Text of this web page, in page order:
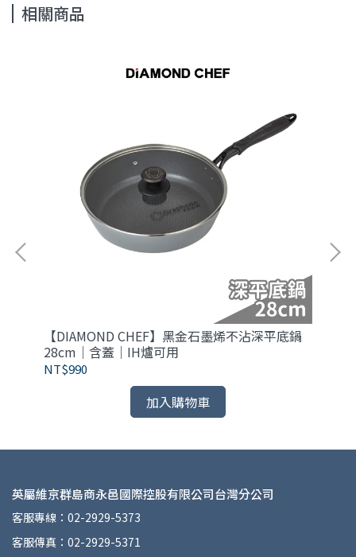
相關商品
【DIAMOND CHEF】黑金石墨烯不沾深平底鍋
28cm｜含蓋｜IH爐可用
NT$990
加入購物車
英屬維京群島商永邑國際控股有限公司台灣分公司
客服專線：02-2929-5373
客服傳真：02-2929-5371